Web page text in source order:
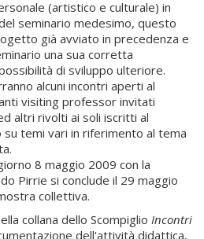
(artistico e culturale) in
seminario medesimo, questo
già avviato in precedenza e
una sua corretta
di sviluppo ulteriore.
alcuni incontri aperti al
visiting professor invitati
altri rivolti ai soli iscritti al
temi vari in riferimento al tema
8 maggio 2009 con la
Pirrie si conclude il 29 maggio
collettiva.
collana dello Scompiglio Incontri
dell'attività didattica,